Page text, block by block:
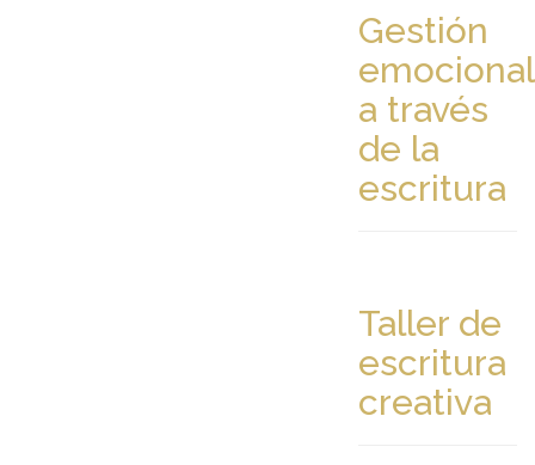
Gestión
emocional
a través
de la
escritura
Taller de
escritura
creativa